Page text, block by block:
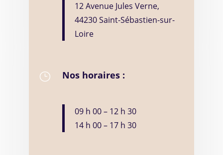
12 Avenue Jules Verne,
44230 Saint-Sébastien-sur-
Loire
} Nos horaires :
09 h 00 – 12 h 30
14 h 00 – 17 h 30